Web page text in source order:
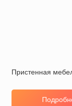
Пристенная